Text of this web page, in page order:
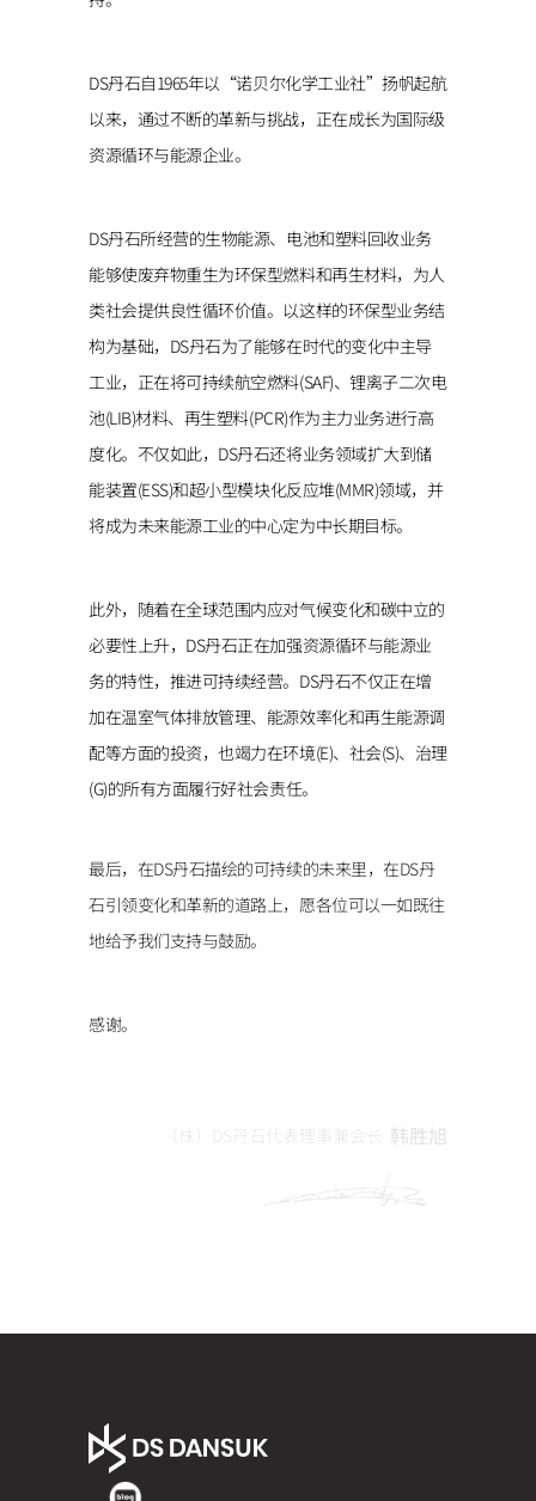
DS丹石自1965年以“诺贝尔化学工业社”扬帆起航
以来，通过不断的革新与挑战，正在成长为国际级
资源循环与能源企业。
DS丹石所经营的生物能源、电池和塑料回收业务
能够使废弃物重生为环保型燃料和再生材料，为人
类社会提供良性循环价值。以这样的环保型业务结
构为基础，DS丹石为了能够在时代的变化中主导
工业，正在将可持续航空燃料(SAF)、锂离子二次电
池(LIB)材料、再生塑料(PCR)作为主力业务进行高
度化。不仅如此，DS丹石还将业务领域扩大到储
能装置(ESS)和超小型模块化反应堆(MMR)领域，并
将成为未来能源工业的中心定为中长期目标。
此外，随着在全球范围内应对气候变化和碳中立的
必要性上升，DS丹石正在加强资源循环与能源业
务的特性，推进可持续经营。DS丹石不仅正在增
加在温室气体排放管理、能源效率化和再生能源调
配等方面的投资，也竭力在环境(E)、社会(S)、治理
(G)的所有方面履行好社会责任。
最后，在DS丹石描绘的可持续的未来里，在DS丹
石引领变化和革新的道路上，愿各位可以一如既往
地给予我们支持与鼓励。
感谢。
（株）DS丹石代表理事兼会长 韩胜旭